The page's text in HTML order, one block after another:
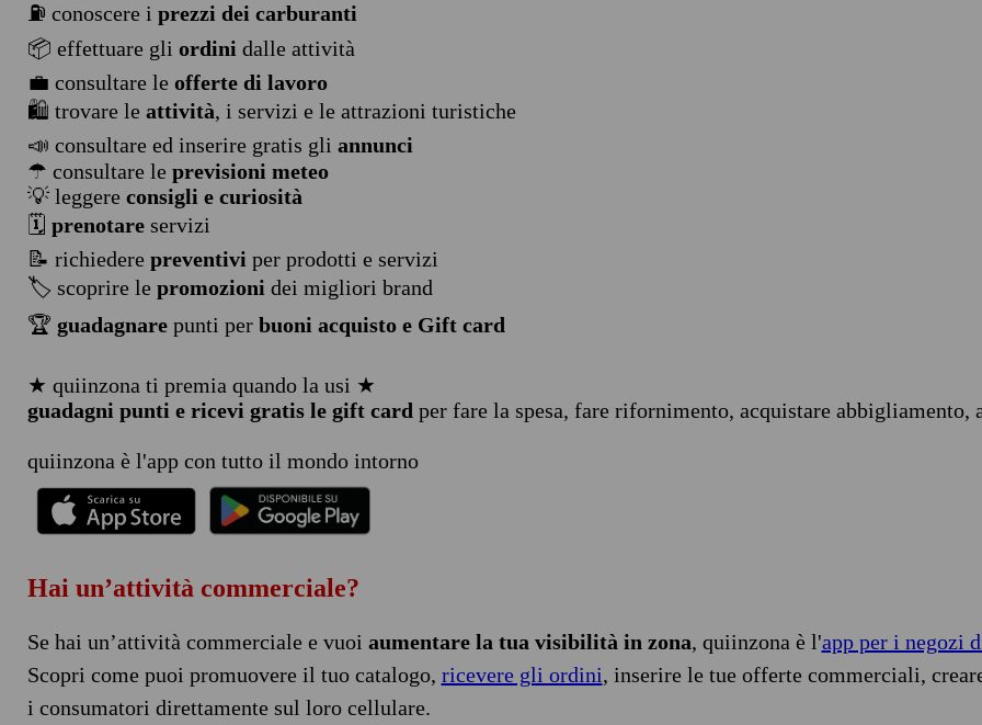
⛽ conoscere i prezzi dei carburanti
📦 effettuare gli ordini dalle attività
💼 consultare le offerte di lavoro
🛍️ trovare le attività, i servizi e le attrazioni turistiche
📣 consultare ed inserire gratis gli annunci
☂ consultare le previsioni meteo
💡 leggere consigli e curiosità
🗓️ prenotareservizi
📝 richiedere preventivi per prodotti e servizi
🏷️ scoprire le promozioni dei migliori brand
🏆 guadagnarepunti per buoni acquisto e Gift card
★ quiinzona ti premia quando la usi ★
guadagni punti e ricevi gratis le gift card per fare la spesa, fare rifornimento, acquistare abbigliamento,
quiinzona è l'app con tutto il mondo intorno
Hai un’attività commerciale?
Se hai un’attività commerciale e vuoi aumentare la tua visibilità in zona, quiinzona è l'app per i negozi
Scopri come puoi promuovere il tuo catalogo, ricevere gli ordini, inserire le tue offerte commerciali,
i consumatori direttamente sul loro cellulare.